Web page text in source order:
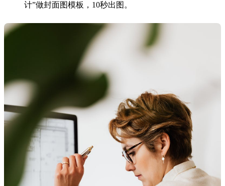
计”做封面图模板，10秒出图。